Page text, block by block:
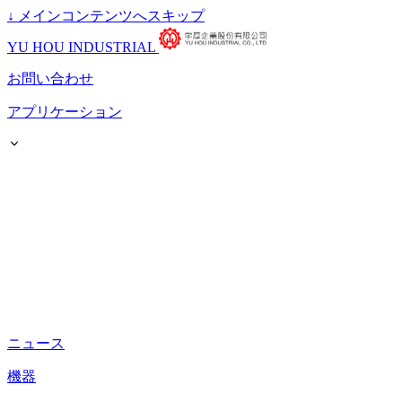
↓ メインコンテンツへスキップ
YU HOU INDUSTRIAL
お問い合わせ
アプリケーション
ニュース
機器